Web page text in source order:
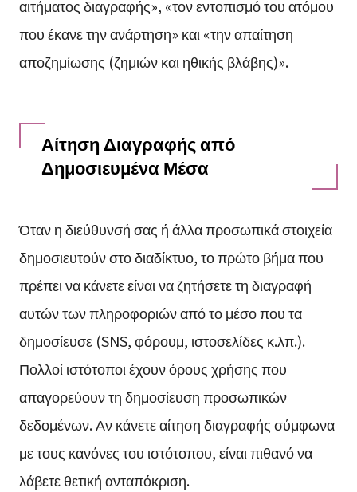
αιτήματος διαγραφής», «τον εντοπισμό του ατόμου
που έκανε την ανάρτηση» και «την απαίτηση
αποζημίωσης (ζημιών και ηθικής βλάβης)».
Αίτηση Διαγραφής από
Δημοσιευμένα Μέσα
Όταν η διεύθυνσή σας ή άλλα προσωπικά στοιχεία
δημοσιευτούν στο διαδίκτυο, το πρώτο βήμα που
πρέπει να κάνετε είναι να ζητήσετε τη διαγραφή
αυτών των πληροφοριών από το μέσο που τα
δημοσίευσε (SNS, φόρουμ, ιστοσελίδες κ.λπ.).
Πολλοί ιστότοποι έχουν όρους χρήσης που
απαγορεύουν τη δημοσίευση προσωπικών
δεδομένων. Αν κάνετε αίτηση διαγραφής σύμφωνα
με τους κανόνες του ιστότοπου, είναι πιθανό να
λάβετε θετική ανταπόκριση.